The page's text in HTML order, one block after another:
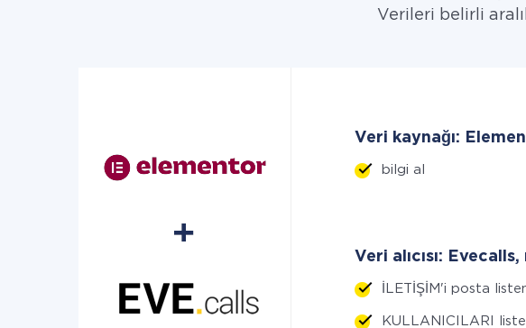
Verileri belirli
Veri kaynağı:
bilgi al
Veri alıcısı:
İLETİŞİM'i posta
KULLANICILARI